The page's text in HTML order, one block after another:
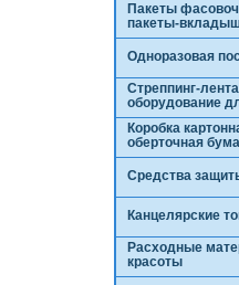
Пакеты
пакеты-
Одноразовая
Стреппинг-
оборудование
Коробка
оберточная
Средства
Канцелярские
Расходные
красоты